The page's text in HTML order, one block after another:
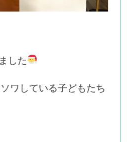
した
ワしている子どもたち